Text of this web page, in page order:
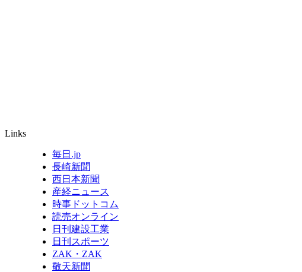
Links
毎日.jp
長崎新聞
西日本新聞
産経ニュース
時事ドットコム
読売オンライン
日刊建設工業
日刊スポーツ
ZAK・ZAK
敬天新聞